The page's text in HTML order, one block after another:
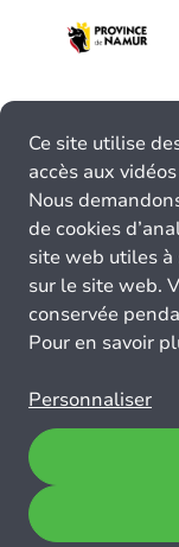
Ce site utilise
accès aux
Nous
de cookies
site web utiles à
sur le site web.
conservée
Pour en savoir
Personnaliser